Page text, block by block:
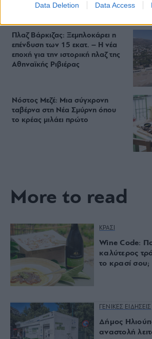
Data Deletion Data Access
Πλαζ Βάρκιζας: Ξεμπλοκάρει η
επένδυση των 15 εκατ. – Η νέα
εποχή για την ιστορική πλαζ της
Αθηναϊκής Ριβιέρας
Νόστος Μεζέ: Μια σύγχρονη
ταβέρνα στη Νέα Σμύρνη όπου
το κρέας μιλάει πρώτο
More to read
ΚΡΑΣΙ
Wine Code:
καλύτερος
το κρασί σου;
ΓΕΝΙΚΕΣ ΕΙΔΗΣΕΙΣ
Δήμος
αναστολή